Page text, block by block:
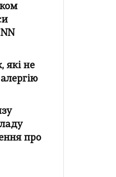
які не
про